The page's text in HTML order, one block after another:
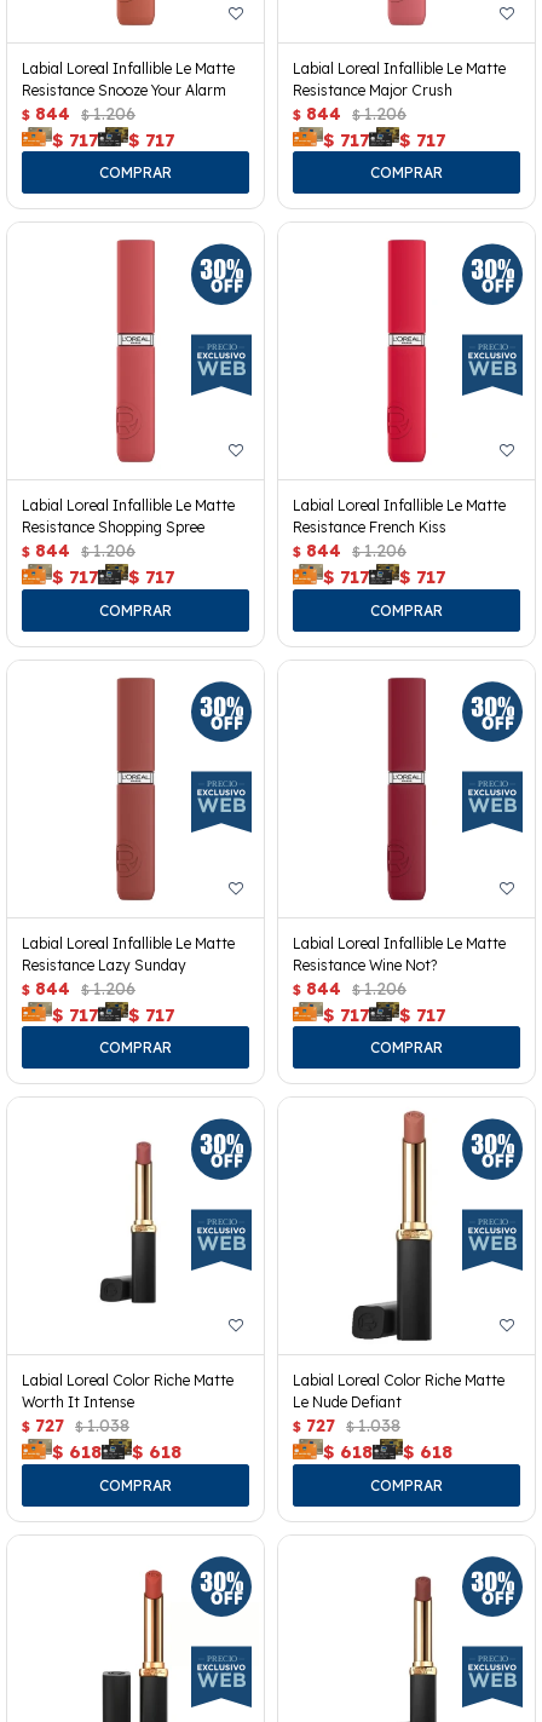
Labial Loreal Infallible Le Matte
Resistance Snooze Your Alarm
$ 844 $ 1.206
$ 717 $ 717
Labial Loreal Infallible Le Matte
Resistance Major Crush
$ 844 $ 1.206
$ 717 $ 717
Labial Loreal Infallible Le Matte
Resistance Shopping Spree
$ 844 $ 1.206
$ 717 $ 717
Labial Loreal Infallible Le Matte
Resistance French Kiss
$ 844 $ 1.206
$ 717 $ 717
Labial Loreal Infallible Le Matte
Resistance Lazy Sunday
$ 844 $ 1.206
$ 717 $ 717
Labial Loreal Infallible Le Matte
Resistance Wine Not?
$ 844 $ 1.206
$ 717 $ 717
Labial Loreal Color Riche Matte
Worth It Intense
$ 727 $ 1.038
$ 618 $ 618
Labial Loreal Color Riche Matte
Le Nude Defiant
$ 727 $ 1.038
$ 618 $ 618